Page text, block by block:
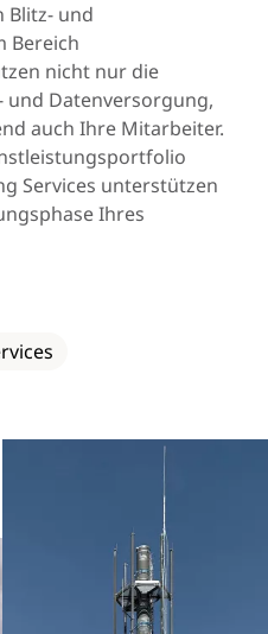
Blitz- und
Bereich
nicht nur die
und Datenversorgung,
auch Ihre Mitarbeiter.
Services unterstützen
Ihres